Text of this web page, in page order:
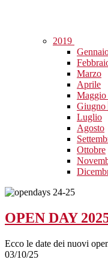
2019
Marzo
Aprile
Maggio
Giugno
Luglio
Agosto
Ottobre
OPEN DAY
Ecco le date dei nuovi
03/10/25